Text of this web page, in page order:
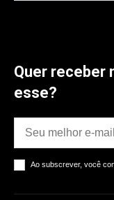
Quer receber
esse?
Ao subscrever, você